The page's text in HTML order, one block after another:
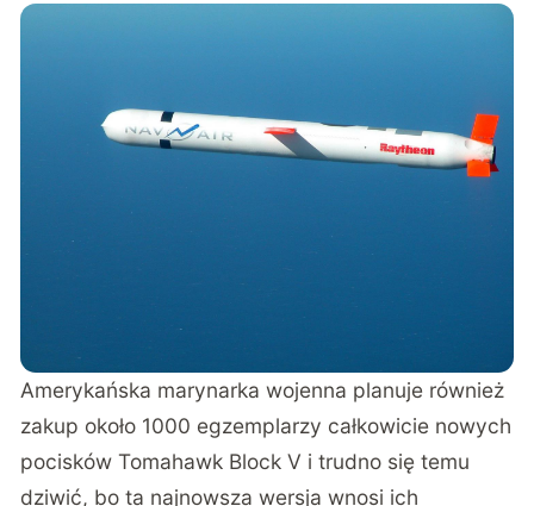
Amerykańska marynarka wojenna planuje również
zakup około 1000 egzemplarzy całkowicie nowych
pocisków Tomahawk Block V i trudno się temu
dziwić, bo ta najnowsza wersja wnosi ich